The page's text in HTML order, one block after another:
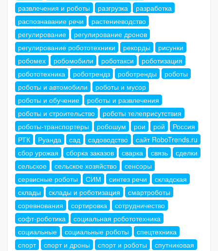
развлечения и роботы
разгрузка
разработка
распознавание речи
растениеводство
регулирование
регулирование дронов
регулирование робототехники
рекорды
рисунки
робомех
робомобили роботакси
роботизация
робототехника
роботрендз роботренды
роботы
роботы и автомобили
роботы и мусор
роботы и обучение
роботы и развлечения
роботы и строительство
роботы телеприсутствия
роботы-транспортеры
робошум рои рой
Россия
РТК
Руанда сад садоводство
сайт RoboTrends.ru
сбор урожая
сборка заказов сварка связь
сделки
сельское
сельское хозяйство
сенсоры
сервисные роботы
СИМ синтез речи
складская
склады
склады и роботизация
смартроботы
соревнования
сортировка
сотрудничество
софт-роботика
социальная робототехника
социальные
социальные роботы
спецтехника
спорт
спорт и дроны спорт и роботы
спутниковая